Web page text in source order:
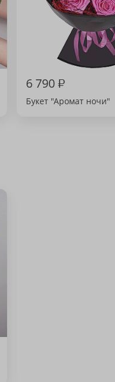
6 790₽
Букет "Аромат ночи"